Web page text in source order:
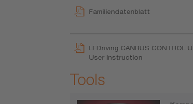
Familiendatenblatt
LEDriving CANBUS CONTROL
User instruction
Tools